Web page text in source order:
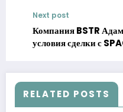
Next post
Компания BSTR
условия сделки с
RELATED POSTS